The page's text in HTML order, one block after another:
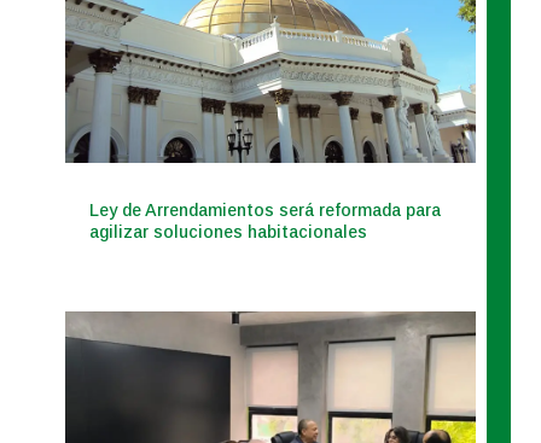
Ley de Arrendamientos será reformada para
agilizar soluciones habitacionales